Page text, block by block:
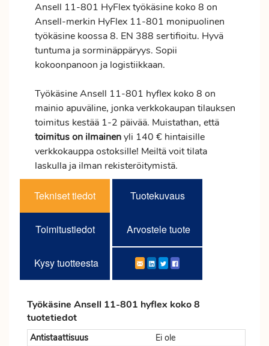
Ansell 11-801 HyFlex työkäsine koko 8 on
Ansell-merkin HyFlex 11-801 monipuolinen
työkäsine koossa 8. EN 388 sertifioitu. Hyvä
tuntuma ja sorminäppäryys. Sopii
kokoonpanoon ja logistiikkaan.
Työkäsine Ansell 11-801 hyflex koko 8 on
mainio apuväline, jonka verkkokaupan tilauksen
toimitus kestää 1-2 päivää. Muistathan, että
toimituson ilmainenyli 140 € hintaisille
verkkokauppa ostoksille! Meiltä voit tilata
laskulla ja ilman rekisteröitymistä.
Tekniset tiedot Tuotekuvaus
Toimitustiedot Arvostele tuote
Kysy tuotteesta
Työkäsine Ansell 11-801 hyflex koko 8
tuotetiedot
Antistaattisuus
Ei ole